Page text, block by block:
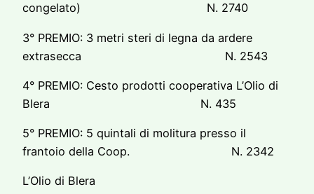
congelato) N. 2740
3° PREMIO: 3 metri steri di legna da ardere
extrasecca N. 2543
4° PREMIO: Cesto prodotti cooperativa L’Olio di
Blera N. 435
5° PREMIO: 5 quintali di molitura presso il
frantoio della Coop. N. 2342
L’Olio di Blera